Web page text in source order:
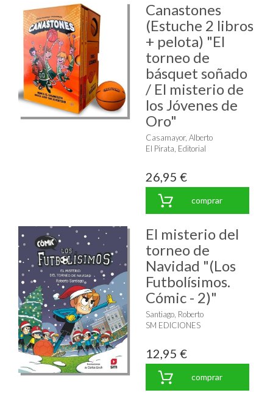
Canastones
(Estuche 2 libros
+ pelota) "El
torneo de
básquet soñado
/ El misterio de
los Jóvenes de
Oro"
Casamayor, Alberto
El Pirata, Editorial
26,95 €
comprar
El misterio del
torneo de
Navidad "(Los
Futbolísimos.
Cómic - 2)"
Santiago, Roberto
SM EDICIONES
12,95 €
comprar